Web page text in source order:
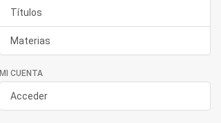
Títulos
Materias
MI CUENTA
Acceder